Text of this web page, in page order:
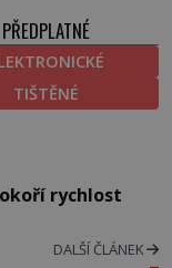
PŘEDPLATNÉ
TIŠTĚNÉ
rychlost
DALŠÍ ČLÁNEK